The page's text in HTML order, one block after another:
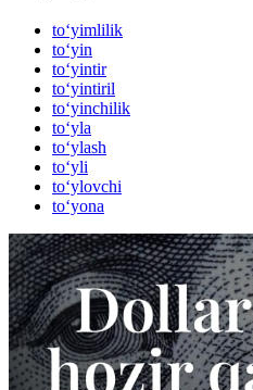
to‘yimlilik
to‘yin
to‘yintir
to‘yintiril
to‘yinchilik
to‘yla
to‘ylash
to‘yli
to‘ylovchi
to‘yona